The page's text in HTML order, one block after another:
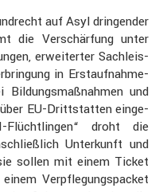
auf Asyl dringender
die Verschär­fung unter
erwei­terter Sachleis­
in Erstauf­nah­me­
Bildungs­maß­nahmen und
EU-Dritt­statten einge­
Flücht­lingen“ droht die
Unter­kunft und
sollen mit einem Ticket
Verpfle­gungs­pa­cket